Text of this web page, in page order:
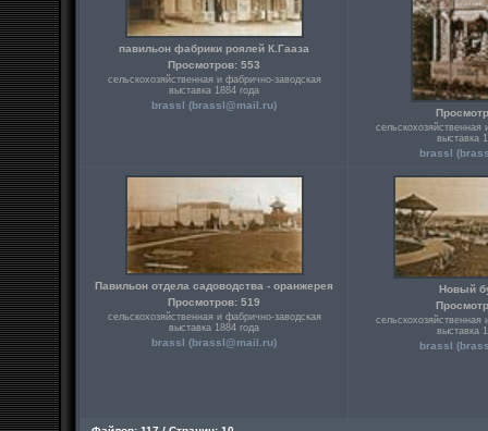
павильон фабрики роялей К.Гааза
Просмотров: 553
сельскохозяйственная и фабрично-заводская
выставка 1884 года
brassl (brassl@mail.ru)
сельскохозяйственная
выставка
brassl (
Павильон отдела садоводства - оранжерея
Просмотров: 519
сельскохозяйственная и фабрично-заводская
выставка 1884 года
brassl (brassl@mail.ru)
Новый
сельскохозяйственная
выставка
brassl (